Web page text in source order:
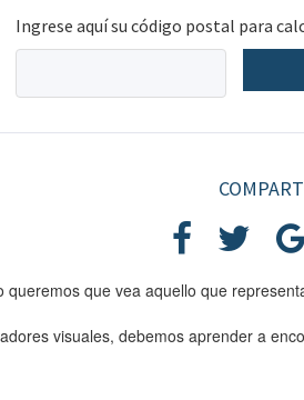
Ingrese aquí su código postal para
que vea aquello que
visuales, debemos aprender a